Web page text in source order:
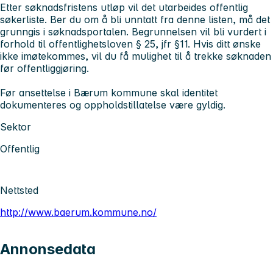
Etter søknadsfristens utløp vil det utarbeides offentlig
søkerliste. Ber du om å bli unntatt fra denne listen, må det
grunngis i søknadsportalen. Begrunnelsen vil bli vurdert i
forhold til offentlighetsloven § 25, jfr §11. Hvis ditt ønske
ikke imøtekommes, vil du få mulighet til å trekke søknaden
før offentliggjøring.
Før ansettelse i Bærum kommune skal identitet
dokumenteres og oppholdstillatelse være gyldig.
Sektor
Offentlig
Nettsted
http://www.baerum.kommune.no/
Annonsedata